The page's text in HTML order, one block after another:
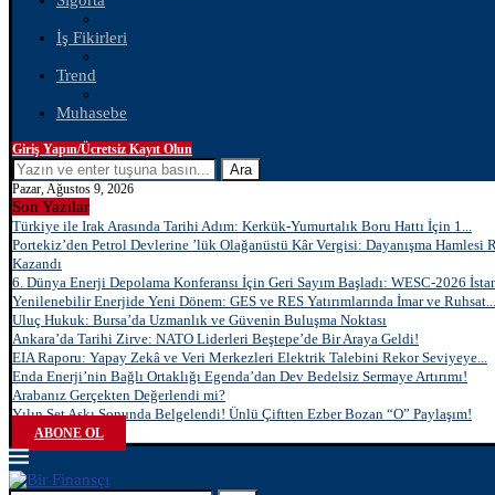
İş Fikirleri
Trend
Muhasebe
Giriş Yapın/Ücretsiz Kayıt Olun
Ara
Pazar, Ağustos 9, 2026
Son Yazılar
Türkiye ile Irak Arasında Tarihi Adım: Kerkük-Yumurtalık Boru Hattı İçin 1...
Portekiz’den Petrol Devlerine ’lük Olağanüstü Kâr Vergisi: Dayanışma Hamlesi
Kazandı
6. Dünya Enerji Depolama Konferansı İçin Geri Sayım Başladı: WESC-2026
Yenilenebilir Enerjide Yeni Dönem: GES ve RES Yatırımlarında İmar ve Ruhsat...
Uluç Hukuk: Bursa’da Uzmanlık ve Güvenin Buluşma Noktası
Ankara’da Tarihi Zirve: NATO Liderleri Beştepe’de Bir Araya Geldi!
EIA Raporu: Yapay Zekâ ve Veri Merkezleri Elektrik Talebini Rekor Seviyeye...
Enda Enerji’nin Bağlı Ortaklığı Egenda’dan Dev Bedelsiz Sermaye Artırımı!
Arabanız Gerçekten Değerlendi mi?
Yılın Set Aşkı Sonunda Belgelendi! Ünlü Çiftten Ezber Bozan “O” Paylaşım!
ABONE OL